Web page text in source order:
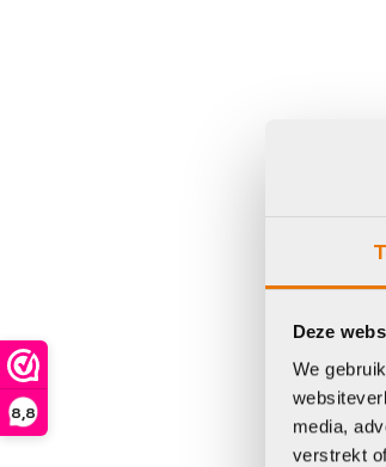
Deze
We
media,
verstrekt
8,8